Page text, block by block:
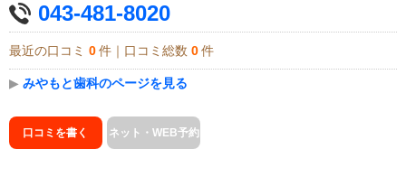
043-481-8020
最近の口コミ 0 件｜口コミ総数 0 件
▶ みやもと歯科のページを見る
口コミを書く ネット・WEB予約